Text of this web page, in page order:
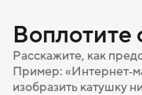
Воплотите
Расскажите, как
Пример:
изобразить катушку